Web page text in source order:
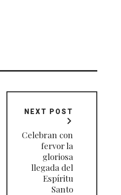
NEXT POST
Celebran con
fervor la
gloriosa
llegada del
Espíritu
Santo